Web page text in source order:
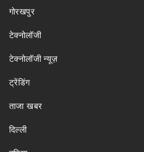
गोरखपुर
टेक्नोलॉजी
टेक्नोलॉजी न्यूज़
ट्रेंडिंग
ताजा खबर
दिल्ली